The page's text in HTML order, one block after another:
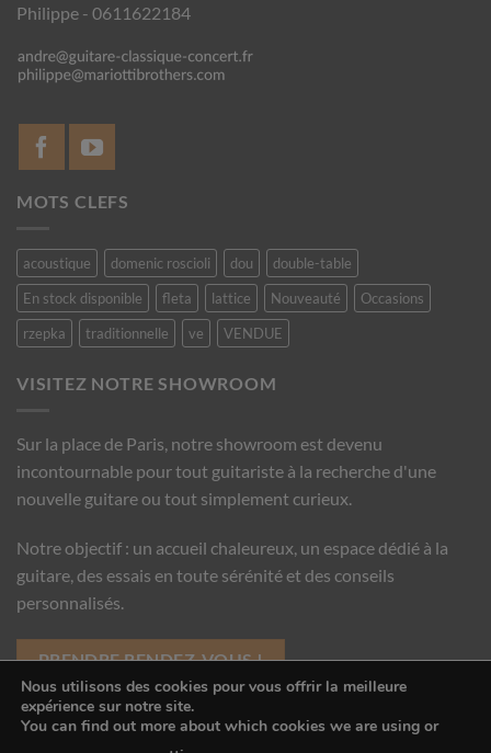
Philippe - 0611622184
MOTS CLEFS
acoustique domenic roscioli dou
double-table
En stock disponible
fleta lattice Nouveauté
Occasions
rzepka
traditionnelle ve VENDUE
VISITEZ NOTRE SHOWROOM
Sur la place de Paris, notre showroom est devenu
incontournable pour tout guitariste à la recherche d'une
nouvelle guitare ou tout simplement curieux.
Notre objectif : un accueil chaleureux, un espace dédié à la
guitare, des essais en toute sérénité et des conseils
personnalisés.
PRENDRE RENDEZ-VOUS !
Copyright 2016 © Guitare Classique Concert
Nous utilisons des cookies pour vous offrir la meilleure
expérience sur notre site.
You can find out more about which cookies we are using or